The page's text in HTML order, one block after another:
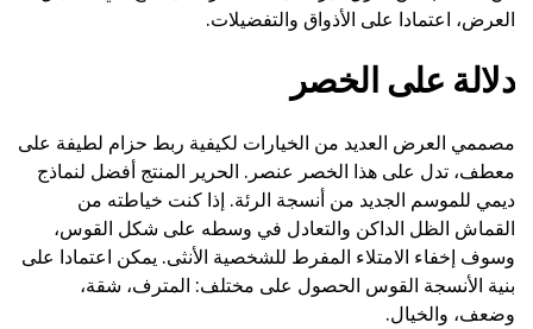
العرض، اعتمادا على الأذواق والتفضيلات.
دلالة على الخصر
مصممي العرض العديد من الخيارات لكيفية ربط حزام لطيفة على
معطف، تدل على هذا الخصر عنصر. الحرير المنتج أفضل لنماذج
ديمي للموسم الجديد من أنسجة الرئة. إذا كنت خياطته من
القماش الظل الداكن والتعادل في وسطه على شكل القوس،
وسوف إخفاء الامتلاء المفرط للشخصية الأنثى. يمكن اعتمادا على
بنية الأنسجة القوس الحصول على مختلف: المترف، شقة،
وضعف، والخيال.